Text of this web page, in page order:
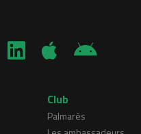
Club
Palmarès